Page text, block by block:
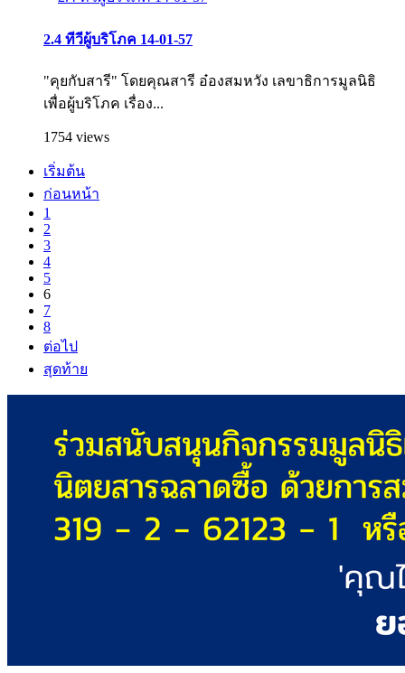
2.4 ทีวีผู้บริโภค 14-01-57
"คุยกับสารี" โดยคุณสารี อ๋องสมหวัง เลขาธิการมูลนิธิ
เพื่อผู้บริโภค เรื่อง...
1754 views
เริ่มต้น
ก่อนหน้า
1
2
3
4
5
6
7
8
ต่อไป
สุดท้าย